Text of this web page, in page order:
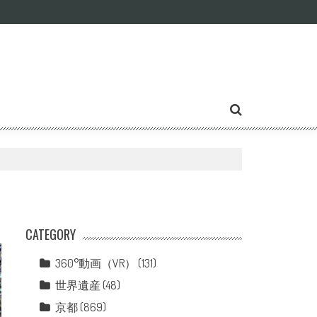
CATEGORY
360°動画（VR）
(131)
世界遺産 (48)
京都 (869)